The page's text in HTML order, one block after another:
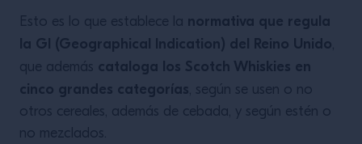
Esto es lo que establece la normativa que regula
la GI (Geographical Indication) del Reino Unido,
que además cataloga los Scotch Whiskies en
cinco grandes categorías, según se usen o no
otros cereales, además de cebada, y según estén o
no mezclados.